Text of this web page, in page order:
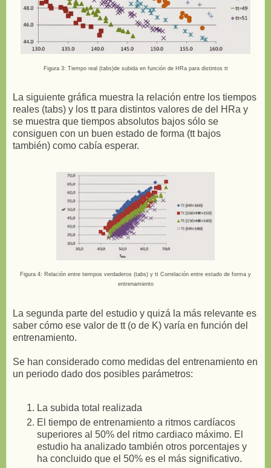
Figura 3: Tiempo real (tabs)de subida en función de HRa para distintos tt
La siguiente gráfica muestra la relación entre los tiempos
reales (tabs) y los tt para distintos valores de del HRa y
se muestra que tiempos absolutos bajos sólo se
consiguen con un buen estado de forma (tt bajos
también) como cabía esperar.
Figura 4: Relación entre tiempos verdaderos (tabs) y tt Correlación entre estado de forma y
entrenamiento
La segunda parte del estudio y quizá la más relevante es
saber cómo ese valor de tt (o de K) varía en función del
entrenamiento.
Se han considerado como medidas del entrenamiento en
un periodo dado dos posibles parámetros:
La subida total realizada
El tiempo de entrenamiento a ritmos cardíacos
superiores al 50% del ritmo cardiaco máximo. El
estudio ha analizado también otros porcentajes y
ha concluido que el 50% es el más significativo.